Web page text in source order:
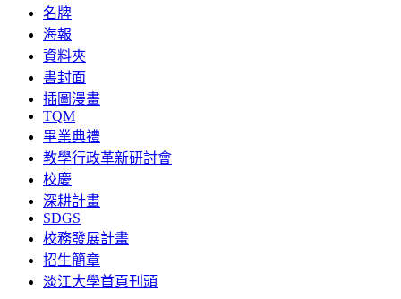
名牌
海報
資料夾
書封面
插圖漫畫
TQM
畢業典禮
教學行政革新研討會
校慶
深耕計畫
SDGS
校務發展計畫
招生簡章
淡江大學首頁刊頭